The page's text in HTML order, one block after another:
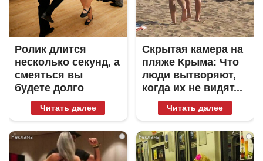
Ролик длится
несколько секунд, а
смеяться вы
будете долго
Читать далее
Скрытая камера на
пляже Крыма: Что
люди вытворяют,
когда их не видят...
Читать далее
i i